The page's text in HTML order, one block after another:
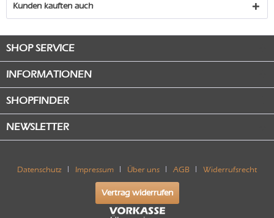
Kunden kauften auch
SHOP SERVICE
INFORMATIONEN
SHOPFINDER
NEWSLETTER
Datenschutz Impressum Über uns AGB Widerrufsrecht
Vertrag widerrufen